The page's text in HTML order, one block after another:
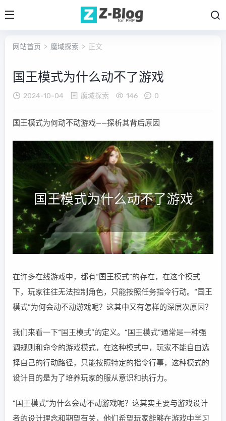
网站首页 > 魔域探索 > 正文
国王模式为什么动不了游戏
2024-10-04 魔域探索 146 0
国王模式为何动不动游戏——探析其背后原因
在许多在线游戏中，都有“国王模式”的存在，在这个模式
下，玩家往往无法控制角色，只能按照任务指令行动。“国王
模式”为何会动不动游戏呢？这其中又有怎样的深层次原因？
我们来看一下“国王模式”的定义。“国王模式”通常是一种强
调规则和命令的游戏模式，在这种模式中，玩家不能自由选
择自己的行动路径，只能按照特定的指令行事，这种模式的
设计目的是为了培养玩家的服从意识和执行力。
“国王模式”为什么会动不动游戏呢？这其实主要与游戏设计
者的设计理念和期望有关，他们希望玩家能够在游戏中学习